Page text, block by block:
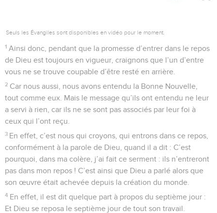
Seuls les Évangiles sont disponibles en vidéo pour le moment.
1 Ainsi donc, pendant que la promesse d’entrer dans le repos
de Dieu est toujours en vigueur, craignons que l’un d’entre
vous ne se trouve coupable d’être resté en arrière.
2 Car nous aussi, nous avons entendu la Bonne Nouvelle,
tout comme eux. Mais le message qu’ils ont entendu ne leur
a servi à rien, car ils ne se sont pas associés par leur foi à
ceux qui l’ont reçu.
3 En effet, c’est nous qui croyons, qui entrons dans ce repos,
conformément à la parole de Dieu, quand il a dit : C’est
pourquoi, dans ma colère, j’ai fait ce serment : ils n’entreront
pas dans mon repos ! C’est ainsi que Dieu a parlé alors que
son œuvre était achevée depuis la création du monde.
4 En effet, il est dit quelque part à propos du septième jour :
Et Dieu se reposa le septième jour de tout son travail.